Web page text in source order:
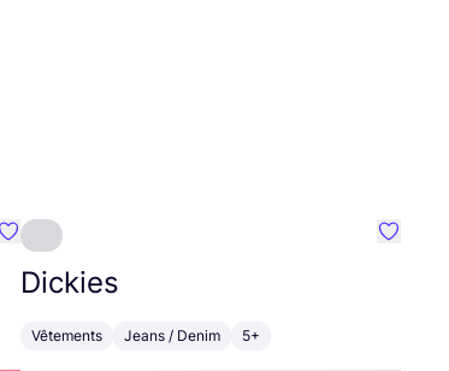
Préféré {nom}
Dickies
Vêtements Jeans / Denim 5+